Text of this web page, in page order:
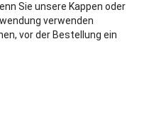
Sie unsere Kappen oder
verwenden
vor der Bestellung ein